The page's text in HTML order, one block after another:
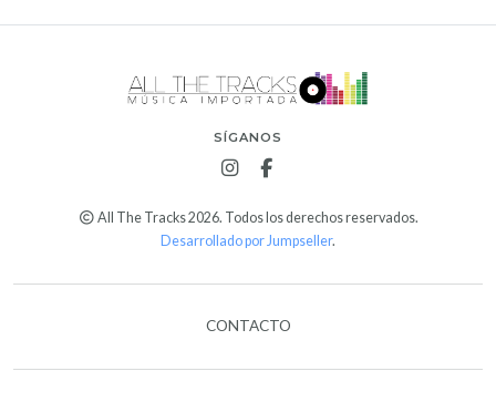
SÍGANOS
All The Tracks 2026. Todos los derechos reservados.
Desarrollado por Jumpseller.
CONTACTO